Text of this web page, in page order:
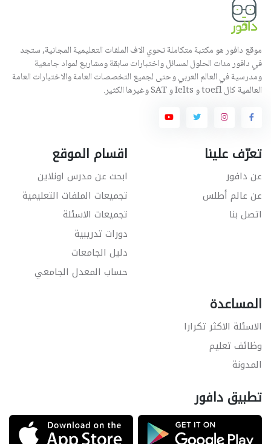
موقع دافور هو مكتبة متكاملة تحوي الاف الملفات التعليمية المجانية, ستجد
في دافور مئات الحلول لمسائل واختبارات سابقة ومشاريع لمواد جامعية
ومدرسية في العالم العربي وحتى لجميع التخصصات العامة والاختبارات العامة
العالمية كال toefl و Ielts و SAT وغيرها الكثير.
تعرّف علينا
عن دافور
عن عالم أطلس
اتصل بنا
اقسام الموقع
ابحث عن مدرس اونلاين
تجميعات الملفات التعليمية
تجميعات الاسئلة
دورات تدريبية
دليل الجامعات
حساب المعدل الجامعي
المساعدة
الاسئلة الاكثر تكرارا
وظائف تعليم
المدونة
تطبيق دافور